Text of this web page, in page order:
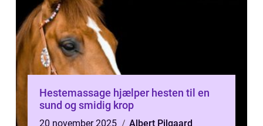
Hestemassage hjælper hesten til en
sund og smidig krop
20 november 2025
Albert Pilgaard